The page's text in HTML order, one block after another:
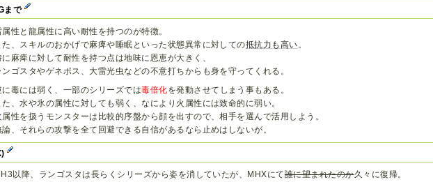
まで
属性と龍属性に高い耐性を持つのが特徴。
た、スキルのおかげで麻痺や睡眠といった状態異常に対しての抵抗力も高い 。
に麻痺に対して耐性を持つ点は地味に恩恵が大きく、
ンゴスタやゲネポス、大雷光虫などの不意打ちからも身を守ってくれる。
に毒には弱く、一部のシリーズでは毒倍化を発動させてしまう事もある。
た、水や氷の属性に対しても弱く、なにより火属性には致命的に弱い。
属性を扱うモンスターは比較的序盤から顔を出すので、相手を選んで活用しよう。
論、それらの攻撃を全て回避できる自信があるなら止めはしないが。
以降、ランゴスタは長らくシリーズから姿を消していたが、MHXにて誰に望まれたのか久々に復帰。